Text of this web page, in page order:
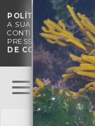
POLÍTICA DE
A SUA EXPERIÊNCIA
CONTINUAÇÃO DA
PRESSUPÕE A
DE COOKIES